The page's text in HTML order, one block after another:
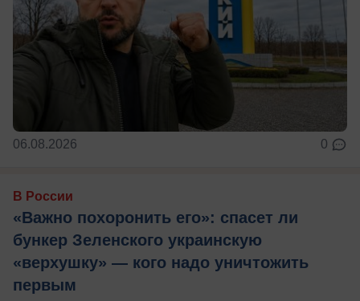
06.08.2026 0
В России
«Важно похоронить его»: спасет ли
бункер Зеленского украинскую
«верхушку» — кого надо уничтожить
первым